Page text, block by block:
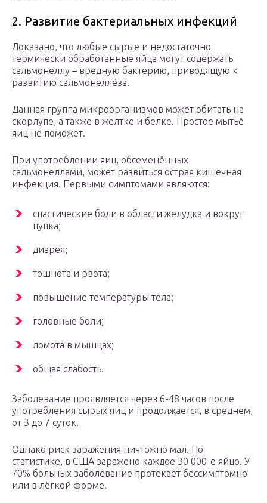
2. Развитие бактериальных инфекций
Доказано, что любые сырые и недостаточно
термически обработанные яйца могут содержать
сальмонеллу – вредную бактерию, приводящую к
развитию сальмонеллёза.
Данная группа микроорганизмов может обитать на
скорлупе, а также в желтке и белке. Простое мытьё
яиц не поможет.
При употреблении яиц, обсеменённых
сальмонеллами, может развиться острая кишечная
инфекция. Первыми симптомами являются:
спастические боли в области желудка и вокруг
пупка;
диарея;
тошнота и рвота;
повышение температуры тела;
головные боли;
ломота в мышцах;
общая слабость.
Заболевание проявляется через 6-48 часов после
употребления сырых яиц и продолжается, в среднем,
от 3 до 7 суток.
Однако риск заражения ничтожно мал. По
статистике, в США заражено каждое 30 000-е яйцо. У
70% больных заболевание протекает бессимптомно
или в лёгкой форме.